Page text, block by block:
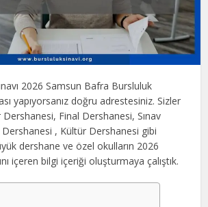
2026 Samsun Bafra Bursluluk
yapıyorsanız doğru adrestesiniz. Sizler
Final Dershanesi, Sınav
, Kültür Dershanesi gibi
dershane ve özel okulların 2026
içeren bilgi içeriği oluşturmaya çalıştık.